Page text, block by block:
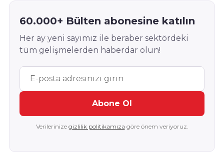
60.000+ Bülten abonesine katılın
Her ay yeni sayımız ile beraber sektördeki
tüm gelişmelerden haberdar olun!
Abone Ol
Verilerinize gizlilik politikamıza göre önem veriyoruz.